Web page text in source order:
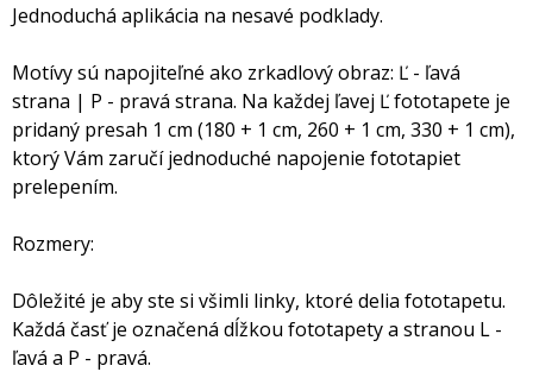
Jednoduchá aplikácia na nesavé podklady.
Motívy sú napojiteľné ako zrkadlový obraz: Ľ - ľavá
strana | P - pravá strana. Na každej ľavej Ľ fototapete je
pridaný presah 1 cm (180 + 1 cm, 260 + 1 cm, 330 + 1 cm),
ktorý Vám zaručí jednoduché napojenie fototapiet
prelepením.
Rozmery:
Dôležité je aby ste si všimli linky, ktoré delia fototapetu.
Každá časť je označená dĺžkou fototapety a stranou L -
ľavá a P - pravá.